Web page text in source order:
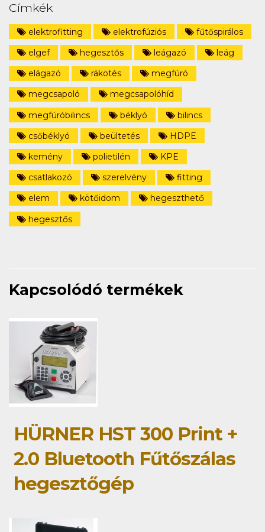
Címkék
elektrofitting elektrofúziós
fűtőspirálos
elgef
hegesztős leágazó
leág
elágazó
rákötés
megfúró
megcsapoló
megcsapolóhíd
megfúróbilincs
béklyó
bilincs
csőbéklyó
beültetés
HDPE
kemény
polietilén
KPE
csatlakozó
szerelvény
fitting
elem
kötőidom
hegeszthető
hegesztős
Kapcsolódó termékek
HÜRNER HST 300 Print +
2.0 Bluetooth Fűtőszálas
hegesztőgép